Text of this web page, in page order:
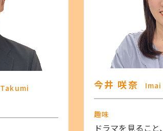
今井 咲奈 Imai
趣味
ドラマを見るこ